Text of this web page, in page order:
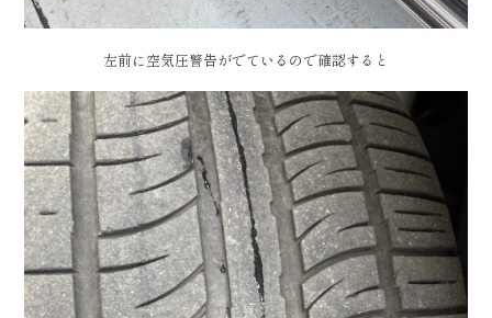
左前に空気圧警告がでているので確認すると